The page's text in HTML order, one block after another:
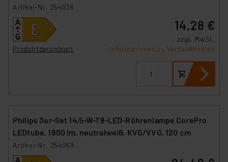
Artikel-Nr. 254036
Produktdatenblatt
14,28 €
zzgl. MwSt.
Informationen zu Versandkosten
Philips 3er-Set 14,5-W-T8-LED-Röhrenlampe CorePro
LEDtube, 1800 lm, neutralweiß, KVG/VVG, 120 cm
Artikel-Nr. 254069